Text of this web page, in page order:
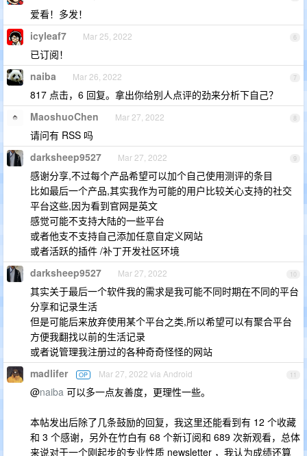
爱看！多发！
6
icyleaf7 Mar 25, 2022
已订阅！
7
naiba Mar 26, 2022
817 点击，6 回复。拿出你给别人点评的劲来分析下自己？
8
MaoshuoChen Mar 27, 2022
请问有 RSS 吗
9
darksheep9527 Mar 27, 2022
感谢分享,不过每个产品希望可以加个自己使用测评的条目
比如最后一个产品,其实我作为可能的用户比较关心支持的社交
平台这些,因为看到官网是英文
感觉可能不支持大陆的一些平台
或者他支不支持自己添加任意自定义网站
或者活跃的插件 /补丁开发社区环境
10
darksheep9527 Mar 27, 2022
其实关于最后一个软件我的需求是我可能不同时期在不同的平台
分享和记录生活
但是可能后来放弃使用某个平台之类,所以希望可以有聚合平台
方便我翻找以前的生活记录
或者说管理我注册过的各种奇奇怪怪的网站
11
madlifer OP Mar 27, 2022 via Android
@naiba 可以多一点友善度，更理性一些。
本帖发出后除了几条鼓励的回复，我这里还能看到有 12 个收藏
和 3 个感谢，另外在竹白有 68 个新订阅和 689 次新观看，总体
来说对于一个刚起步的专业性质 newsletter ，我认为成绩还算